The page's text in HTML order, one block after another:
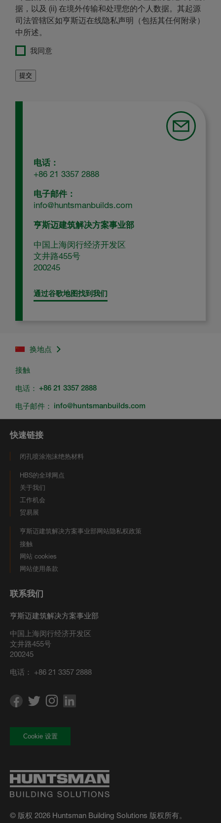
据，以及 (ii) 在境外传输和处理您的个人数据。其起源
司法管辖区如亨斯迈在线隐私声明（包括其任何附录）
中所述。
我同意
电话：
+86 21 3357 2888
电子邮件：
info@huntsmanbuilds.com
亨斯迈建筑解决方案事业部
中国上海闵行经济开发区
文井路455号
200245
通过谷歌地图找到我们
换地点
接触
电话： +86 21 3357 2888
电子邮件： info@huntsmanbuilds.com
快速链接
闭孔喷涂泡沫绝热材料
HBS的全球网点
关于我们
工作机会
贸易展
亨斯迈建筑解决方案事业部网站隐私权政策
接触
网站 cookies
网站使用条款
联系我们
亨斯迈建筑解决方案事业部
中国上海闵行经济开发区
文井路455号
200245
电话： +86 21 3357 2888
© 版权 2026 Huntsman Building Solutions 版权所有。
Cookie 设置